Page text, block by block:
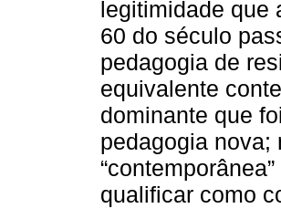
legitimidade que
60 do século
pedagogia de
equivalente
dominante que
pedagogia nova;
qualificar como